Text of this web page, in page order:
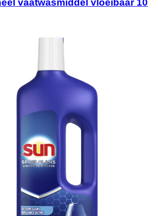
vaatwasmiddel vloeibaar 10